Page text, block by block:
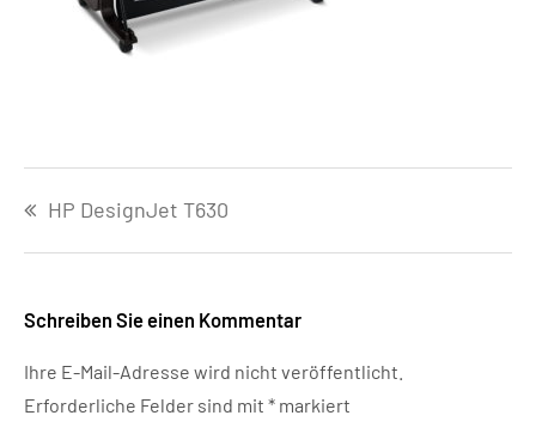
HP DesignJet T630
Schreiben Sie einen Kommentar
Ihre E-Mail-Adresse wird nicht veröffentlicht.
Erforderliche Felder sind mit * markiert